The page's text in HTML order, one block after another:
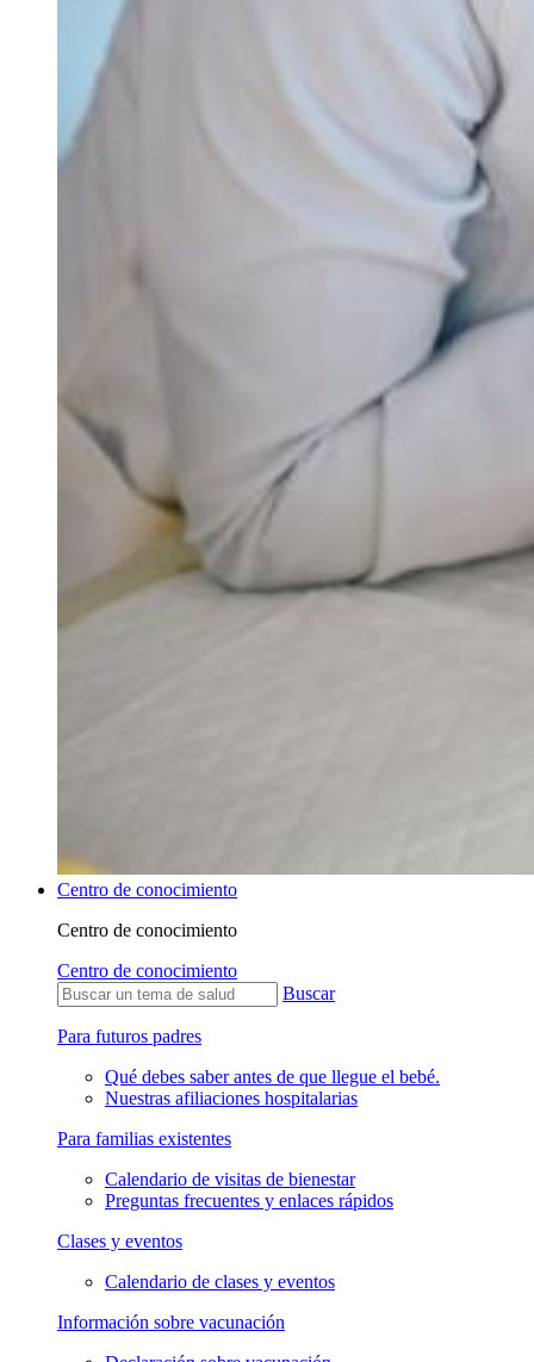
Centro de conocimiento
Centro de conocimiento
Centro de conocimiento
Buscar
Para futuros padres
Qué debes saber antes de que llegue el bebé.
Nuestras afiliaciones hospitalarias
Para familias existentes
Calendario de visitas de bienestar
Preguntas frecuentes y enlaces rápidos
Clases y eventos
Calendario de clases y eventos
Información sobre vacunación